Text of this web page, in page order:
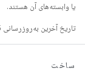
یا وابسته‌های آن هستند.
تاریخ آخرین به‌روزرسانی 2025-07-29 به‌وقت ساعت هماهنگ جهانی.
ساخت